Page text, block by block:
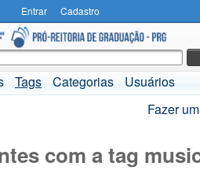
Entrar Cadastro
Tags Categorias
Usuários
Fazer
com a tag